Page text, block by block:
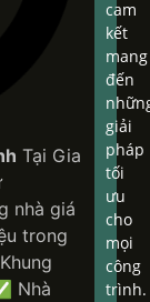
Tại Gia
nhà giá
trong
Nhà
cam
kết
mang
đến
giải
pháp
tối
ưu
cho
mọi
công
trình.